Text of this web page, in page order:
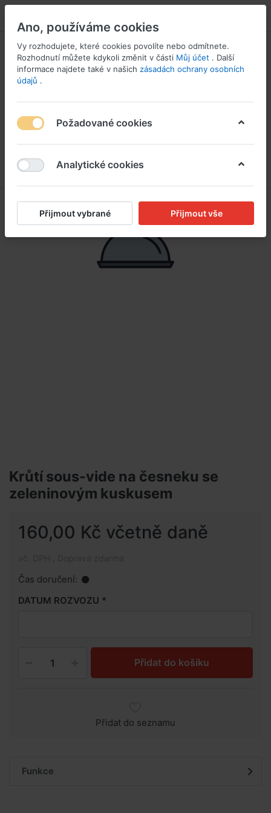
Krůtí sous-vide na česneku se
zeleninovým kuskusem
160,00 Kč včetně daně
Čas doručení:
DATUM ROZVOZU
Přidat do košíku
Přidat do seznamu
Funkce
Ano, používáme cookies
Vy rozhodujete, které cookies povolíte nebo odmítnete.
Rozhodnutí můžete kdykoli změnit v části Můj účet . Další
informace najdete také v našich zásadách ochrany osobních
údajů .
Požadované cookies
Analytické cookies
Přijmout vybrané Přijmout vše